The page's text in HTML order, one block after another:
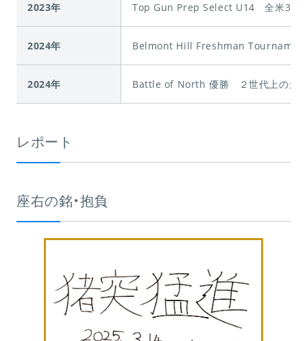
2023年 Top Gun Prep Select U14 全米30
2024年 Belmont Hill Freshman
2024年 Battle of North 優勝 ２世代上のカ
レポート
座右の銘・抱負